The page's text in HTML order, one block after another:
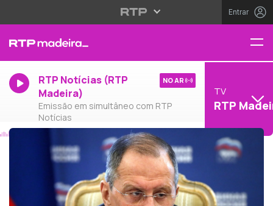
Entrar
RTP Notícias (RTP
Madeira)
Emissão em simultâneo com RTP
Notícias
NO AR
TV
RTP